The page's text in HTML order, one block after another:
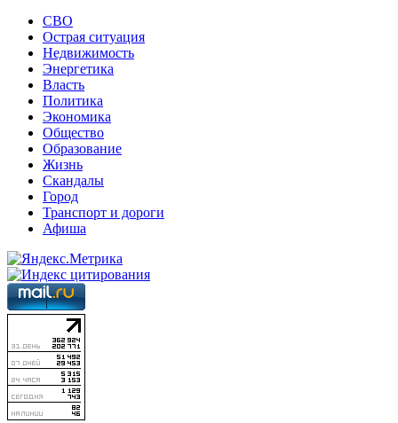
СВО
Острая ситуация
Недвижимость
Энергетика
Власть
Политика
Экономика
Общество
Образование
Жизнь
Скандалы
Город
Транспорт и дороги
Афиша